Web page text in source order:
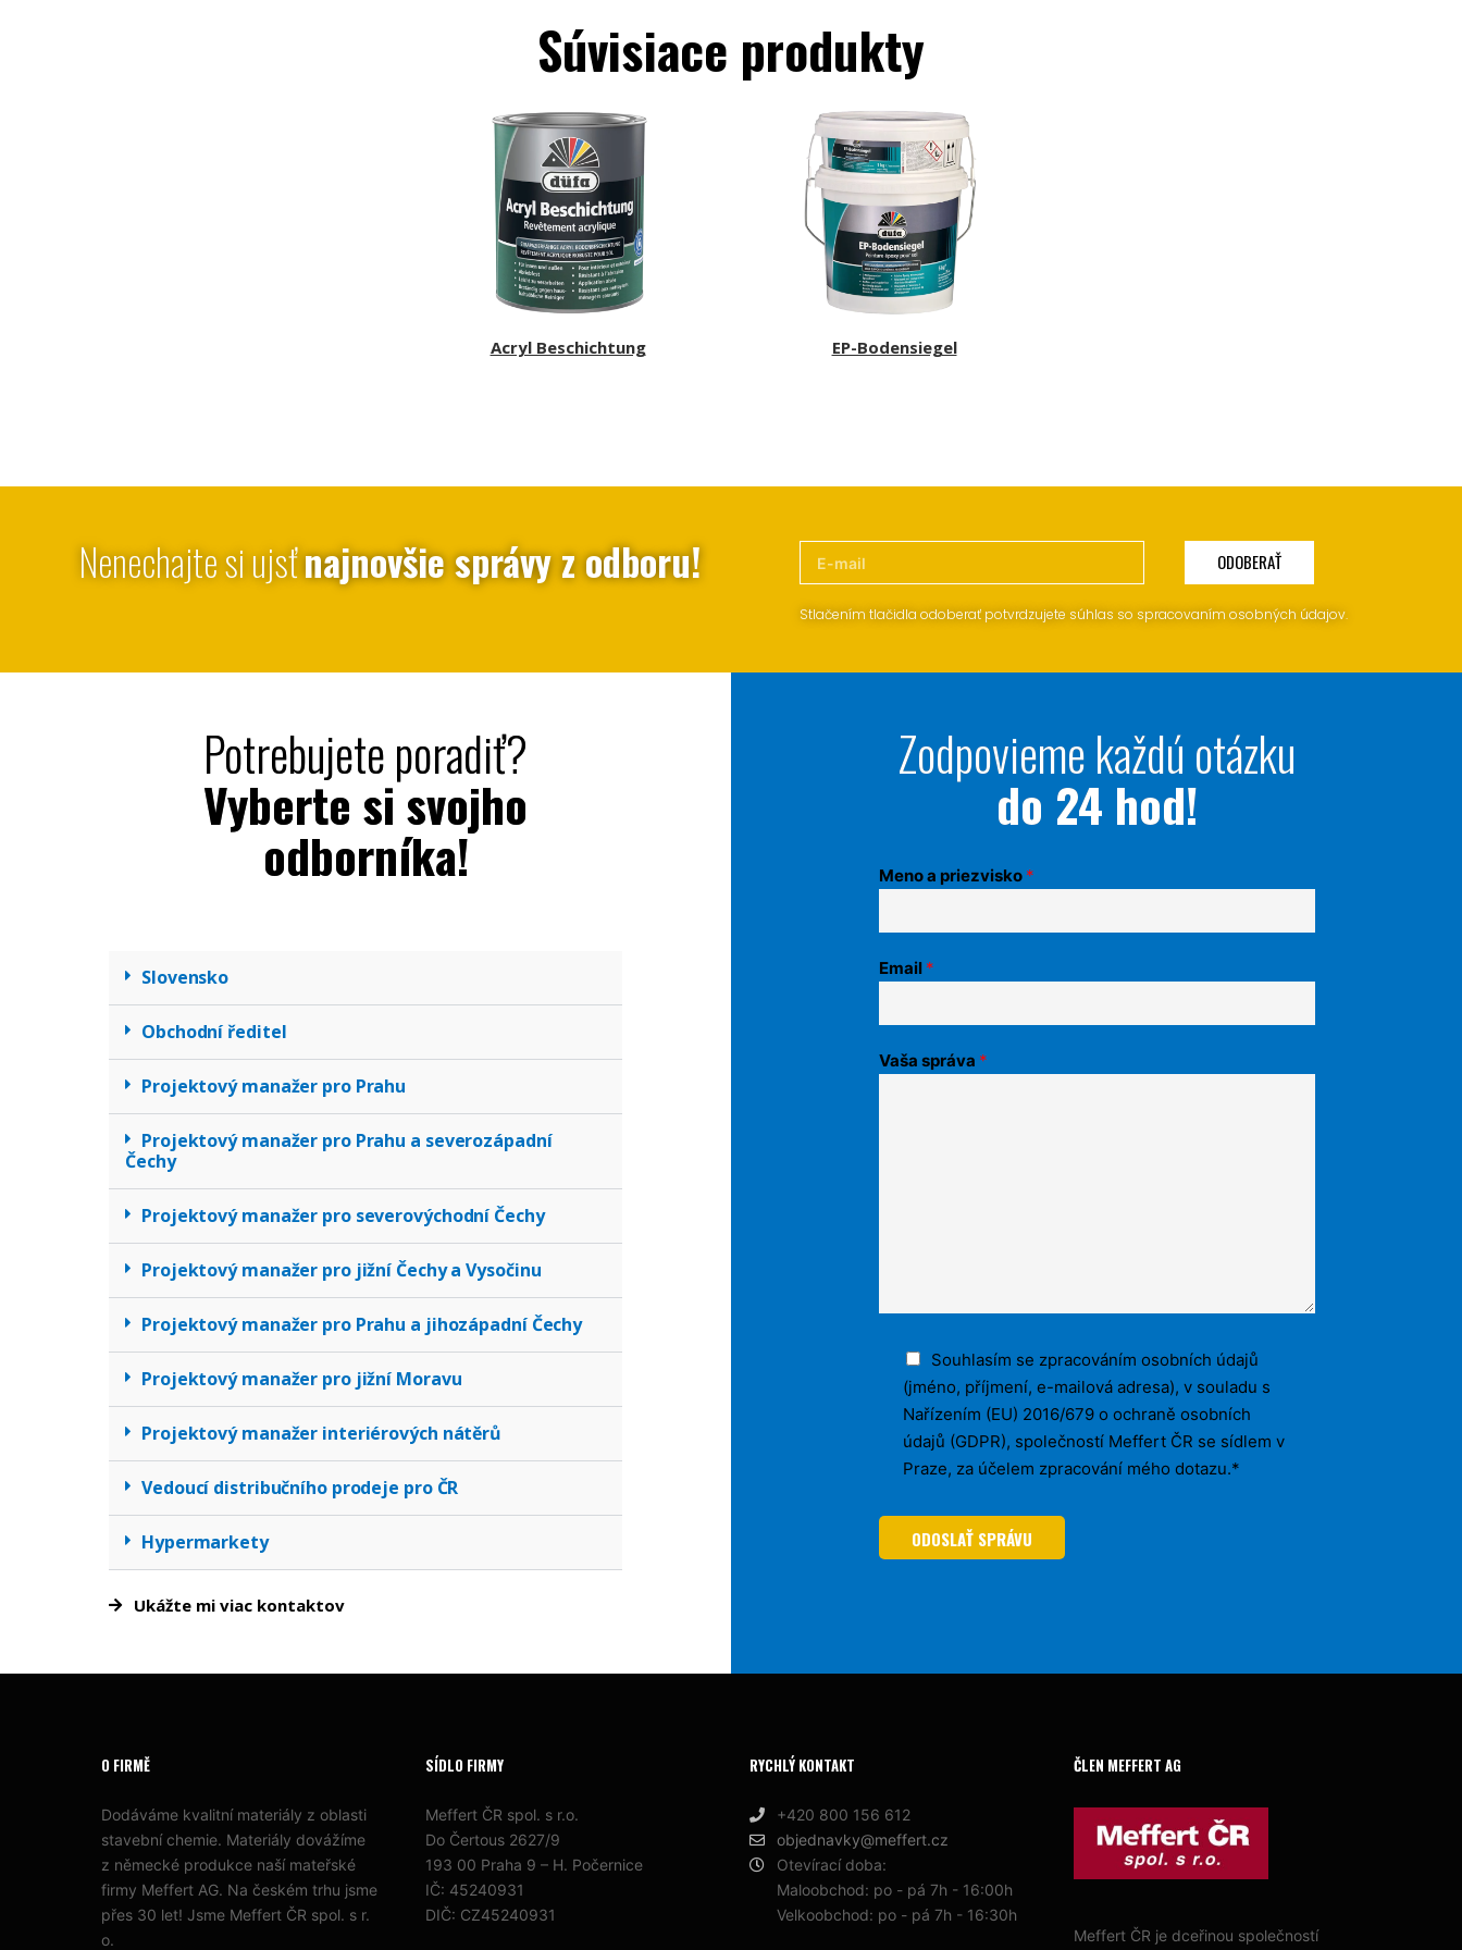
Súvisiace produkty
Acryl Beschichtung EP-Bodensiegel
Nenechajte si ujsťnajnovšie správy z odboru! ODOBERAŤ
Stlačením tlačidla odoberať potvrdzujete súhlas so spracovaním osobných údajov.
Potrebujete poradiť?
Vyberte si svojho
odborníka!
Slovensko
Obchodní ředitel
Projektový manažer pro Prahu
Projektový manažer pro Prahu a severozápadní
Čechy
Projektový manažer pro severovýchodní Čechy
Projektový manažer pro jižní Čechy a Vysočinu
Projektový manažer pro Prahu a jihozápadní Čechy
Projektový manažer pro jižní Moravu
Projektový manažer interiérových nátěrů
Vedoucí distribučního prodeje pro ČR
Hypermarkety
Ukážte mi viac kontaktov
Zodpovieme každú otázku
do 24 hod!
Meno a priezvisko *
Email *
Vaša správa *
Souhlasím se zpracováním osobních údajů
(jméno, příjmení, e-mailová adresa), v souladu s
Nařízením (EU) 2016/679 o ochraně osobních
údajů (GDPR), společností Meffert ČR se sídlem v
Praze, za účelem zpracování mého dotazu.*
ODOSLAŤ SPRÁVU
O FIRMĚ
Dodáváme kvalitní materiály z oblasti
stavební chemie. Materiály dovážíme
z německé produkce naší mateřské
firmy Meffert AG. Na českém trhu jsme
přes 30 let! Jsme Meffert ČR spol. s r.
o.
SÍDLO FIRMY
Meffert ČR spol. s r.o.
Do Čertous 2627/9
193 00 Praha 9 – H. Počernice
IČ: 45240931
DIČ: CZ45240931
RYCHLÝ KONTAKT
+420 800 156 612
objednavky@meffert.cz
Otevírací doba:
Maloobchod: po - pá 7h - 16:00h
Velkoobchod: po - pá 7h - 16:30h
ČLEN MEFFERT AG
Meffert ČR je dceřinou společností